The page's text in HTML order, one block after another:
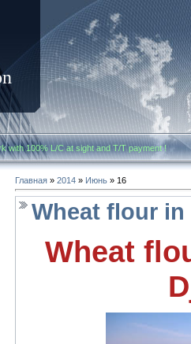
with100% L/C at sight and T/T payment
Главная » 2014 » Июнь » 16
Wheat flour
Wheat